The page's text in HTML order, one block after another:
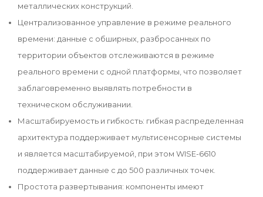
металлических конструкций.
Централизованное управление в режиме реального
времени: данные с обширных, разбросанных по
территории объектов отслеживаются в режиме
реального времени с одной платформы, что позволяет
заблаговременно выявлять потребности в
техническом обслуживании.
Масштабируемость и гибкость: гибкая распределенная
архитектура поддерживает мультисенсорные системы
и является масштабируемой, при этом WISE-6610
поддерживает данные с до 500 различных точек.
Простота развертывания: компоненты имеют